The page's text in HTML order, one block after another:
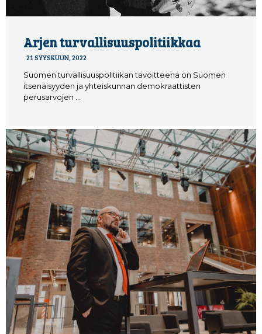
Arjen turvallisuuspolitiikkaa
21 SYYSKUUN, 2022
Suomen turvallisuuspolitiikan tavoitteena on Suomen
itsenäisyyden ja yhteiskunnan demokraattisten
perusarvojen …